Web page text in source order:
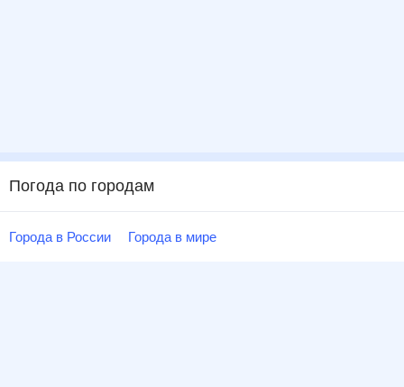
Погода по городам
Города в России Города в мире